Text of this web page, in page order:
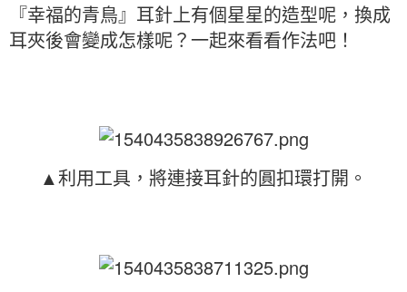
『幸福的青鳥』耳針上有個星星的造型呢，換成
耳夾後會變成怎樣呢？一起來看看作法吧！
▲利用工具，將連接耳針的圓扣環打開。